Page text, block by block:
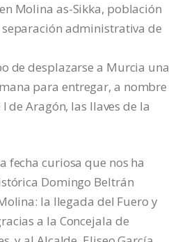
Molina as-Sikka, población
administrativa de
de desplazarse a Murcia una
para entregar, a nombre
de Aragón, las llaves de la
fecha curiosa que nos ha
Domingo Beltrán
la llegada del Fuero y
a la Concejala de